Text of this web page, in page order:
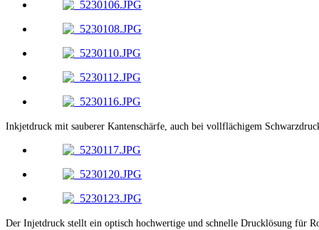
Inkjetdruck mit sauberer Kantenschärfe, auch bei vollflächigem
Der Injetdruck stellt ein optisch hochwertige und schnelle Drucklösung für